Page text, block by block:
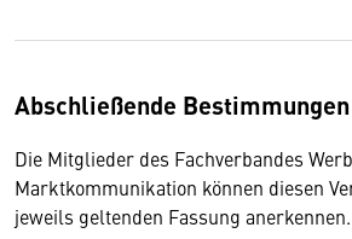
Abschließende Bestimmungen
Die Mitglieder des Fachverbandes
Marktkommunikation können diesen
jeweils geltenden Fassung